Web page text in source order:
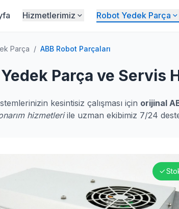
Hizmetlerimiz Robot Yedek Parça
Parça / ABB Robot Parçaları
Parça ve Servis
kesintisiz çalışması için orijinal
hizmetleriile uzman ekibimiz 7/24